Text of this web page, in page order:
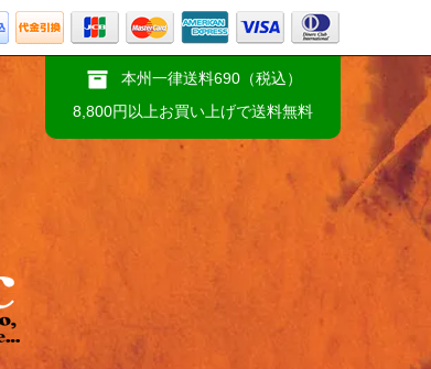
本州一律送料690（税込）
8,800円以上お買い上げで送料無料